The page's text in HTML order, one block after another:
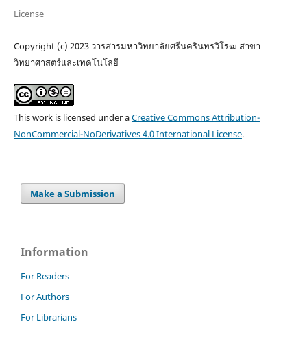
License
Copyright (c) 2023 วารสารมหาวิทยาลัยศรีนครินทรวิโรฒ สาขา
วิทยาศาสตร์และเทคโนโลยี
This work is licensed under aCreative Commons Attribution-
NonCommercial-NoDerivatives 4.0 International License.
Make a Submission
Information
For Readers
For Authors
For Librarians